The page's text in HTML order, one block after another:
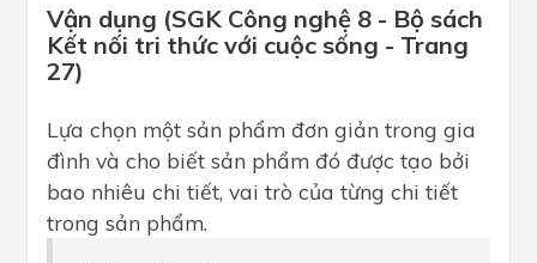
Vận dụng (SGK Công nghệ 8 - Bộ sách
Kết nối tri thức với cuộc sống - Trang
27)
Lựa chọn một sản phẩm đơn giản trong gia
đình và cho biết sản phẩm đó được tạo bởi
bao nhiêu chi tiết, vai trò của từng chi tiết
trong sản phẩm.